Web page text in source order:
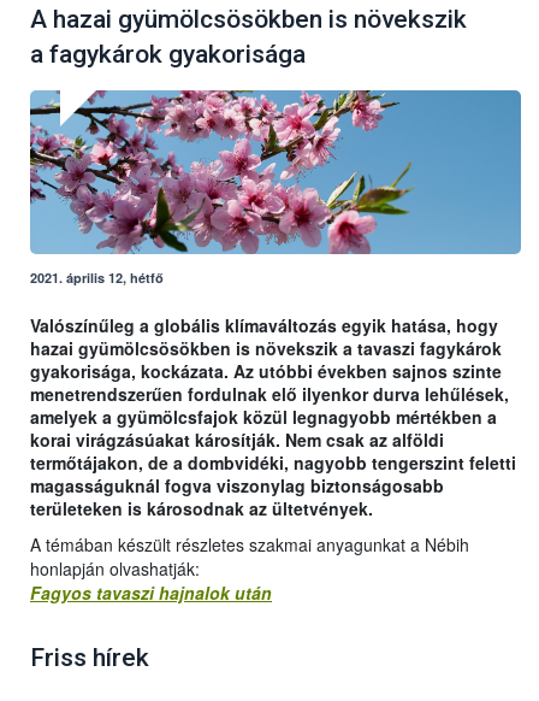
A hazai gyümölcsösökben is növekszik
a fagykárok gyakorisága
2021. április 12, hétfő
Valószínűleg a globális klímaváltozás egyik hatása, hogy
hazai gyümölcsösökben is növekszik a tavaszi fagykárok
gyakorisága, kockázata. Az utóbbi években sajnos szinte
menetrendszerűen fordulnak elő ilyenkor durva lehűlések,
amelyek a gyümölcsfajok közül legnagyobb mértékben a
korai virágzásúakat károsítják. Nem csak az alföldi
termőtájakon, de a dombvidéki, nagyobb tengerszint feletti
magasságuknál fogva viszonylag biztonságosabb
területeken is károsodnak az ültetvények.
A témában készült részletes szakmai anyagunkat a Nébih
honlapján olvashatják:
Fagyos tavaszi hajnalok után
Friss hírek